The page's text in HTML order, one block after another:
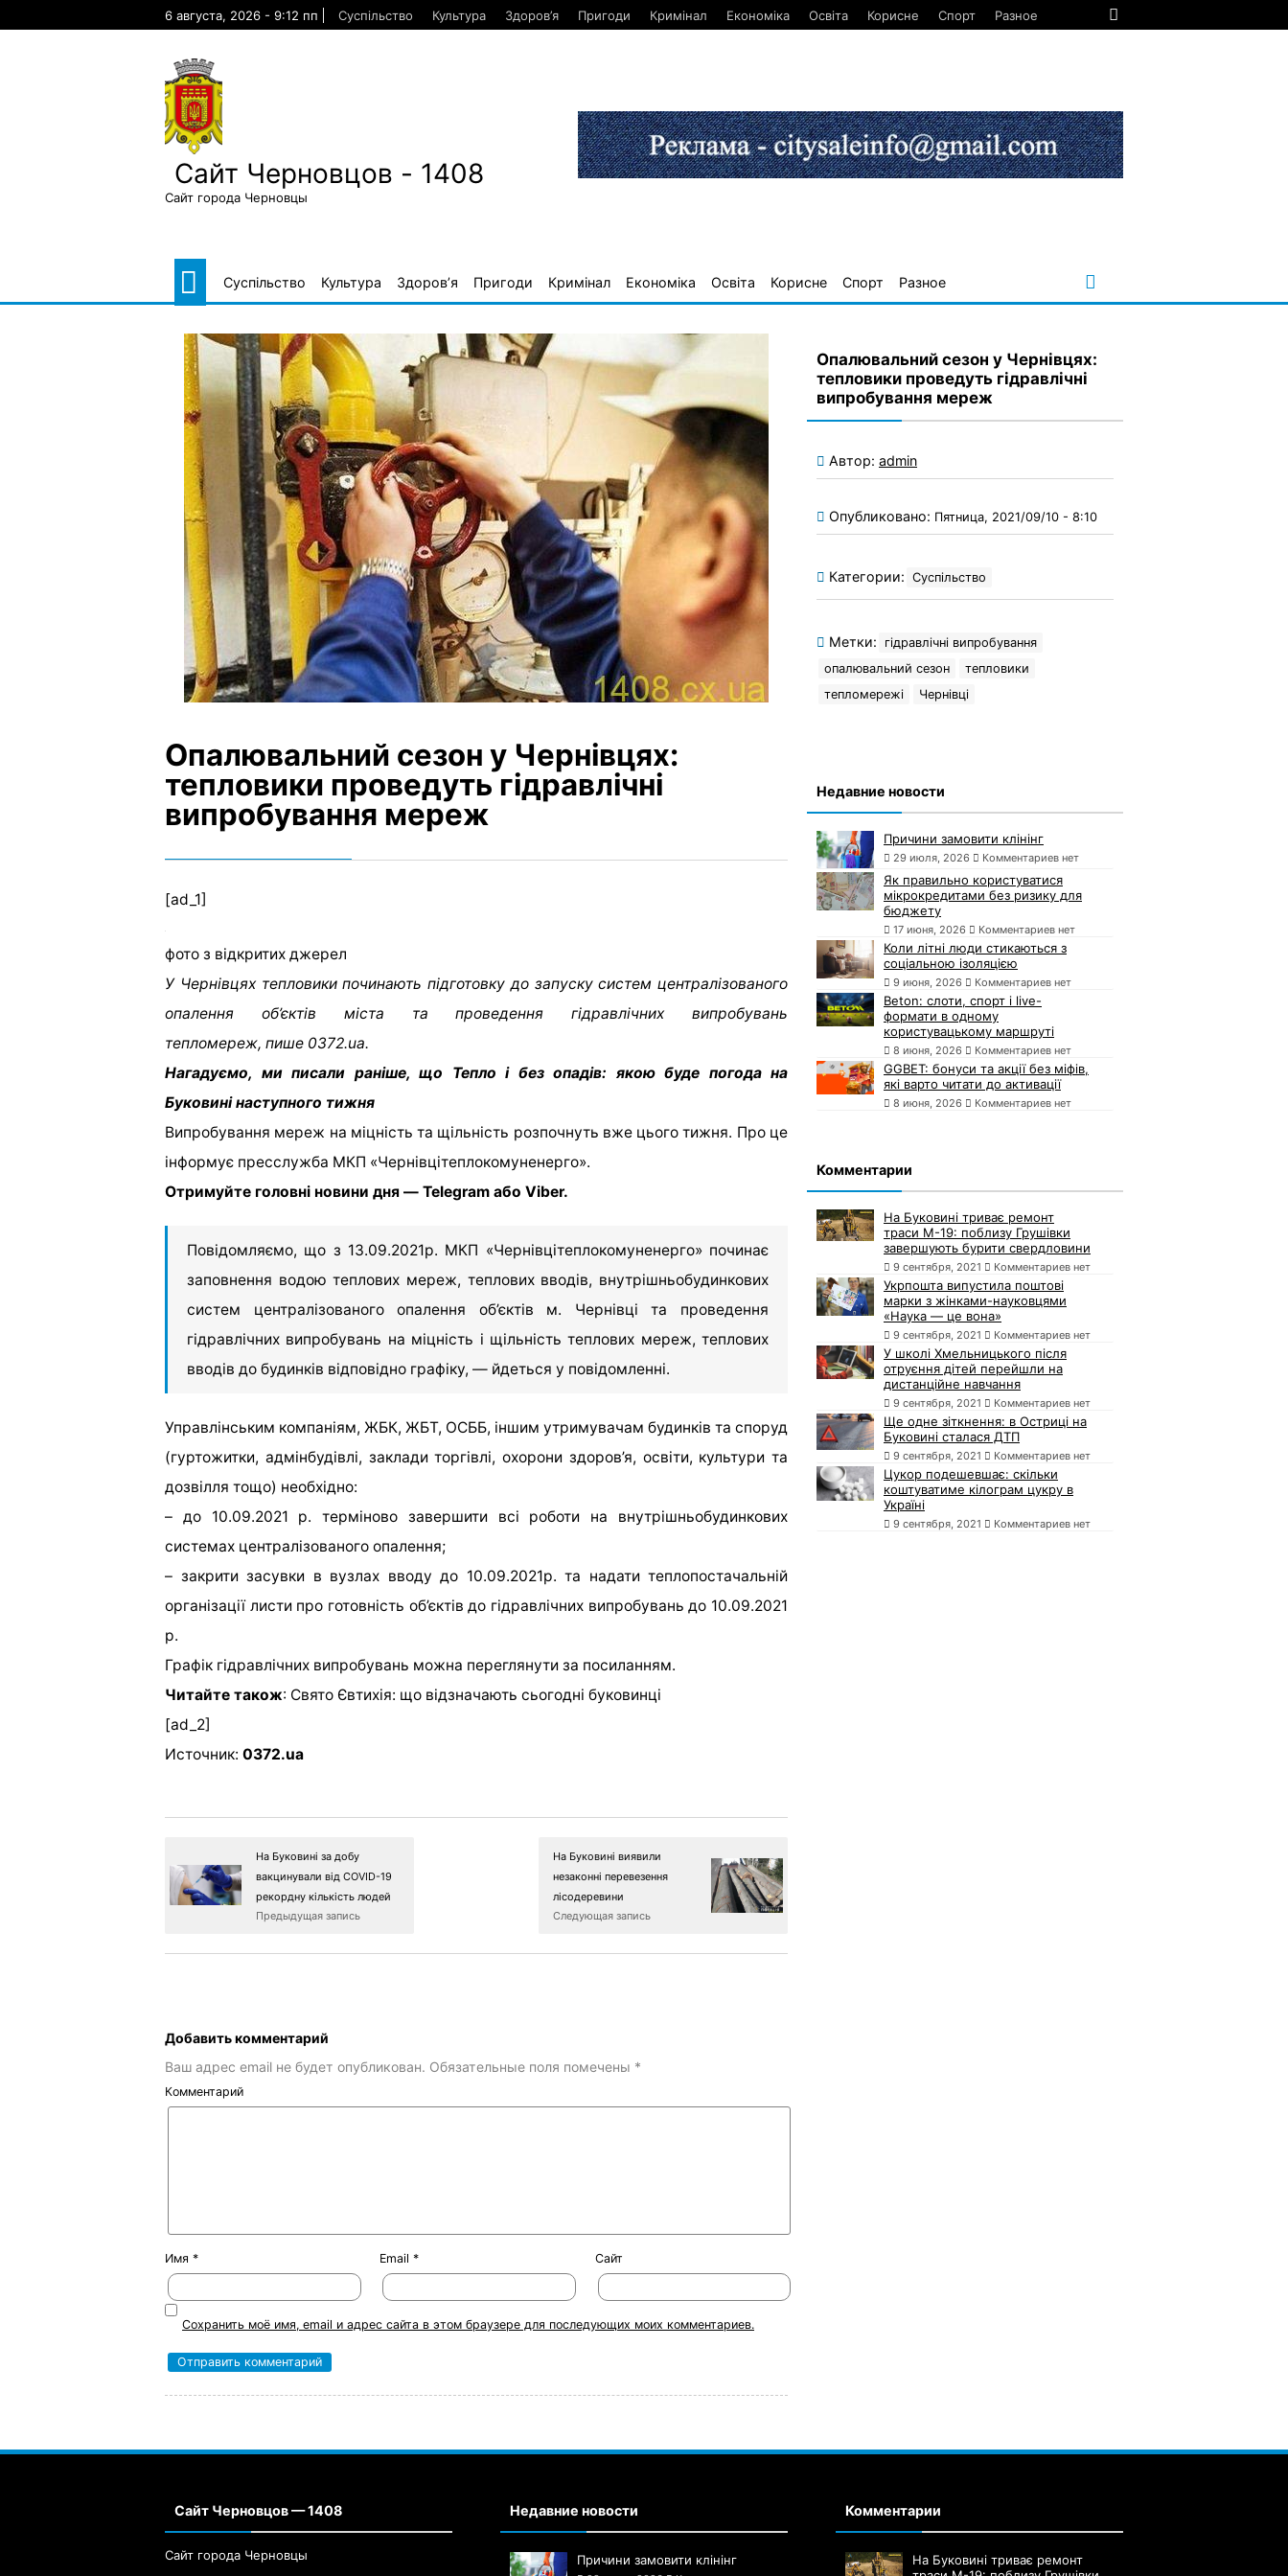
6 августа, 2026 - 9:12 пп Суспільство Культура Здоров’я Пригоди Кримінал Економіка Освіта Корисне Спорт Разное
Сайт Черновцов - 1408
Сайт города Черновцы
Суспільство Культура Здоров’я Пригоди Кримінал Економіка Освіта Корисне Спорт Разное
Опалювальний сезон у Чернівцях:
тепловики проведуть гідравлічні
випробування мереж
[ad_1]
фото з відкритих джерел
У Чернівцях тепловики починають підготовку до запуску систем централізованого
опалення об’єктів міста та проведення гідравлічних випробувань
тепломереж, пише 0372.ua.
Нагадуємо, ми писали раніше, що Тепло і без опадів: якою буде погода на
Буковині наступного тижня
Випробування мереж на міцність та щільність розпочнуть вже цього тижня. Про це
інформує пресслужба МКП «Чернівцітеплокомуненерго».
Отримуйте головні новини дня — Telegram або Viber.
Повідомляємо, що з 13.09.2021р. МКП «Чернівцітеплокомуненерго» починає
заповнення водою теплових мереж, теплових вводів, внутрішньобудинкових
систем централізованого опалення об’єктів м. Чернівці та проведення
гідравлічних випробувань на міцність і щільність теплових мереж, теплових
вводів до будинків відповідно графіку, — йдеться у повідомленні.
Управлінським компаніям, ЖБК, ЖБТ, ОСББ, іншим утримувачам будинків та споруд
(гуртожитки, адмінбудівлі, заклади торгівлі, охорони здоров’я, освіти, культури та
дозвілля тощо) необхідно:
– до 10.09.2021 р. терміново завершити всі роботи на внутрішньобудинкових
системах централізованого опалення;
– закрити засувки в вузлах вводу до 10.09.2021р. та надати теплопостачальній
організації листи про готовність об’єктів до гідравлічних випробувань до 10.09.2021
р.
Графік гідравлічних випробувань можна переглянути за посиланням.
Читайте також: Свято Євтихія: що відзначають сьогодні буковинці
[ad_2]
Источник: 0372.ua
На Буковині за добу
вакцинували від COVID-19
рекордну кількість людей
Предыдущая запись
На Буковині виявили
незаконні перевезення
лісодеревини
Следующая запись
Добавить комментарий
Ваш адрес email не будет опубликован. Обязательные поля помечены *
Комментарий
Имя * Email* Сайт
Сохранить моё имя, email и адрес сайта в этом браузере для последующих моих комментариев.
Опалювальний сезон у Чернівцях:
тепловики проведуть гідравлічні
випробування мереж
Автор: admin
Опубликовано: Пятница, 2021/09/10 - 8:10
Категории: Суспільство
Метки:
гідравлічні випробування
опалювальний сезон
тепловики
тепломережі
Чернівці
Недавние новости
Причини замовити клінінг
29 июля, 2026 Комментариев нет
Як правильно користуватися
мікрокредитами без ризику для
бюджету
17 июня, 2026 Комментариев нет
Коли літні люди стикаються з
соціальною ізоляцією
9 июня, 2026 Комментариев нет
Beton: слоти, спорт і live-
формати в одному
користувацькому маршруті
8 июня, 2026 Комментариев нет
GGBET: бонуси та акції без міфів,
які варто читати до активації
8 июня, 2026 Комментариев нет
Комментарии
На Буковині триває ремонт
траси М-19: поблизу Грушівки
завершують бурити свердловини
9 сентября, 2021 Комментариев нет
Укрпошта випустила поштові
марки з жінками-науковцями
«Наука — це вона»
9 сентября, 2021 Комментариев нет
У школі Хмельницького після
отруєння дітей перейшли на
дистанційне навчання
9 сентября, 2021 Комментариев нет
Ще одне зіткнення: в Остриці на
Буковині сталася ДТП
9 сентября, 2021 Комментариев нет
Цукор подешевшає: скільки
коштуватиме кілограм цукру в
Україні
9 сентября, 2021 Комментариев нет
Сайт Черновцов — 1408
Сайт города Черновцы
Недавние новости
Причини замовити клінінг
Комментарии
На Буковині триває ремонт